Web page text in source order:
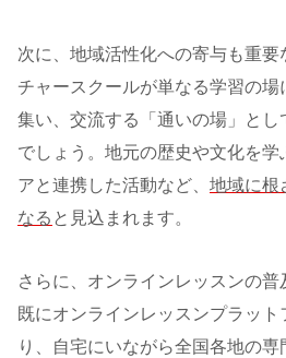
次に、地域活性化への寄与も重
チャースクールが単なる学習の
集い、交流する「通いの場」とし
でしょう。地元の歴史や文化を学
アと連携した活動など、 地域に根
なる と見込まれます。
さらに、オンラインレッスンの普
既にオンラインレッスンプラッ
り、自宅にいながら全国各地の